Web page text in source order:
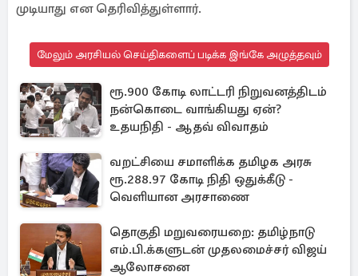
முடியாது என தெரிவித்துள்ளார்.
மேலும் அரசியல் செய்திகளைப் படிக்க இங்கே அழுத்தவும்
ரூ.900 கோடி லாட்டரி நிறுவனத்திடம்
நன்கொடை வாங்கியது ஏன்?
உதயநிதி - ஆதவ் விவாதம்
வறட்சியை சமாளிக்க தமிழக அரசு
ரூ.288.97 கோடி நிதி ஒதுக்கீடு -
வெளியான அரசாணை
தொகுதி மறுவரையறை: தமிழ்நாடு
எம்.பி.க்களுடன் முதலமைச்சர் விஜய்
ஆலோசனை